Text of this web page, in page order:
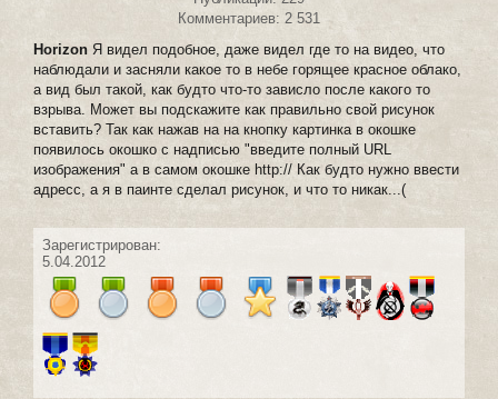
Комментариев: 2 531
Horizon Я видел подобное, даже видел где то на видео, что
наблюдали и засняли какое то в небе горящее красное облако,
а вид был такой, как будто что-то зависло после какого то
взрыва. Может вы подскажите как правильно свой рисунок
вставить? Так как нажав на на кнопку картинка в окошке
появилось окошко с надписью "введите полный URL
изображения" а в самом окошке http:// Как будто нужно ввести
адресс, а я в паинте сделал рисунок, и что то никак...(
Зарегистрирован:
5.04.2012